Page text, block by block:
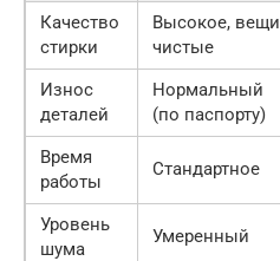
Качество
стирки
Высокое, вещи
чистые
Износ
деталей
Нормальный
(по паспорту)
Время
работы
Стандартное
Уровень
шума
Умеренный